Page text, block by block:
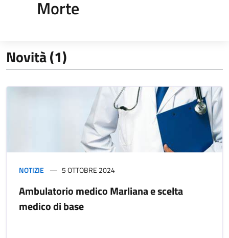
Morte
Novità (1)
NOTIZIE 5 OTTOBRE 2024
Ambulatorio medico Marliana e scelta
medico di base